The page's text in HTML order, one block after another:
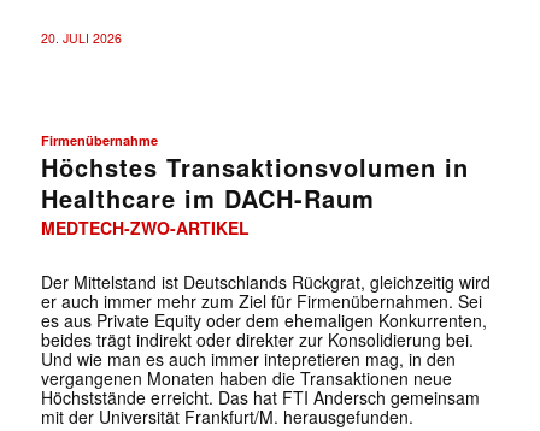
20. JULI 2026
Firmenübernahme
Höchstes Transaktionsvolumen in
Healthcare im DACH-Raum
MEDTECH-ZWO-ARTIKEL
Der Mittelstand ist Deutschlands Rückgrat, gleichzeitig wird
er auch immer mehr zum Ziel für Firmenübernahmen. Sei
es aus Private Equity oder dem ehemaligen Konkurrenten,
beides trägt indirekt oder direkter zur Konsolidierung bei.
Und wie man es auch immer intepretieren mag, in den
vergangenen Monaten haben die Transaktionen neue
Höchststände erreicht. Das hat FTI Andersch gemeinsam
mit der Universität Frankfurt/M. herausgefunden.